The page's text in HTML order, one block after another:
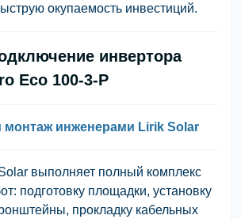
окупаемость инвестиций.
инвертора
Eco 100-3-P
монтаж инженерами Lirik Solar
выполняет полный комплекс
подготовку площадки, установку
прокладку кабельных